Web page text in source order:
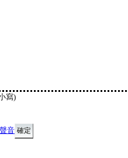
寫)
音